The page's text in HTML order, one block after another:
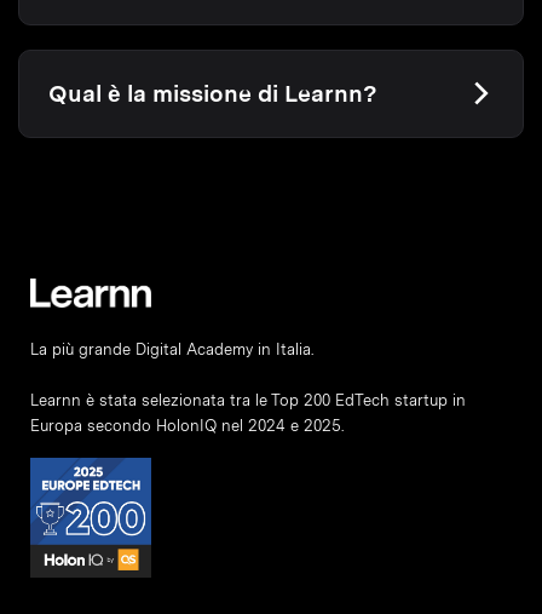
Qual è la missione di Learnn?
La più grande Digital Academy in Italia.
Learnn è stata selezionata tra le Top 200 EdTech startup in
Europa secondo HolonIQ nel 2024 e 2025.